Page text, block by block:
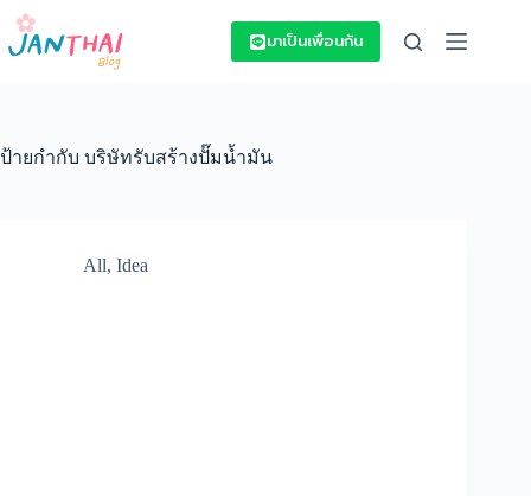
Skip
content
มาเป็นเพื่อนกัน
ป้ายกำกับ บริษัทรับสร้างปั๊มน้ำมัน
All, Idea